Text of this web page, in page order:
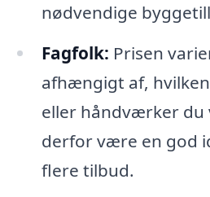
nødvendige
Fagfolk: Prisen
afhængigt af,
eller håndværker du
derfor være en god
flere tilbud.